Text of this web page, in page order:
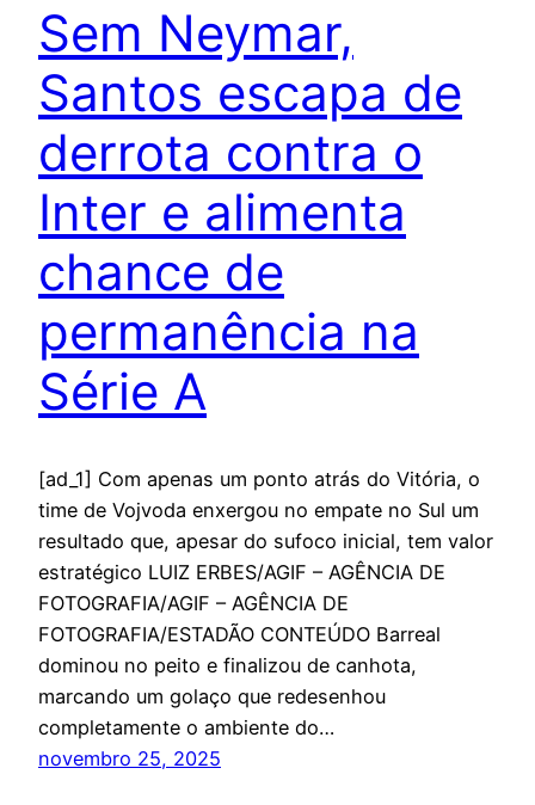
Sem Neymar,
Santos escapa de
derrota contra o
Inter e alimenta
chance de
permanência na
Série A
[ad_1] Com apenas um ponto atrás do Vitória, o
time de Vojvoda enxergou no empate no Sul um
resultado que, apesar do sufoco inicial, tem valor
estratégico LUIZ ERBES/AGIF – AGÊNCIA DE
FOTOGRAFIA/AGIF – AGÊNCIA DE
FOTOGRAFIA/ESTADÃO CONTEÚDO Barreal
dominou no peito e finalizou de canhota,
marcando um golaço que redesenhou
completamente o ambiente do…
novembro 25, 2025